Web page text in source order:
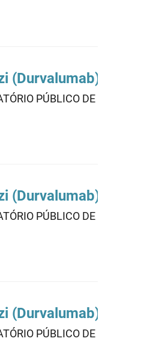
PÚBLICO DE
004
PÚBLICO DE
003
PÚBLICO DE